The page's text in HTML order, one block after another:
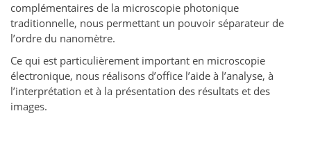
complémentaires de la microscopie photonique
traditionnelle, nous permettant un pouvoir séparateur de
l’ordre du nanomètre.
Ce qui est particulièrement important en microscopie
électronique, nous réalisons d’office l’aide à l’analyse, à
l’interprétation et à la présentation des résultats et des
images.